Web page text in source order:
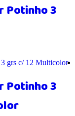
3
3